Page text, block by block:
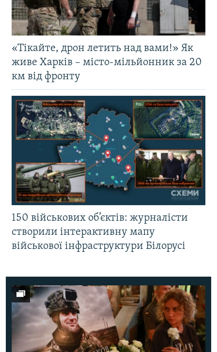
«Тікайте, дрон летить над вами!» Як
живе Харків – місто-мільйонник за 20
км від фронту
150 військових об’єктів: журналісти
створили інтерактивну мапу
військової інфраструктури Білорусі